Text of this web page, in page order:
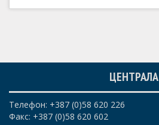
ЦЕНТРАЛА
Телефон: +387 (0)58 620 226
Факс: +387 (0)58 620 602